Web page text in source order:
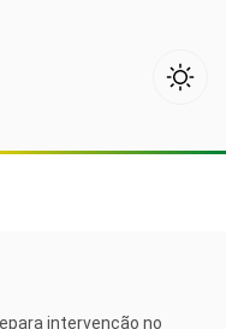
intervenção no